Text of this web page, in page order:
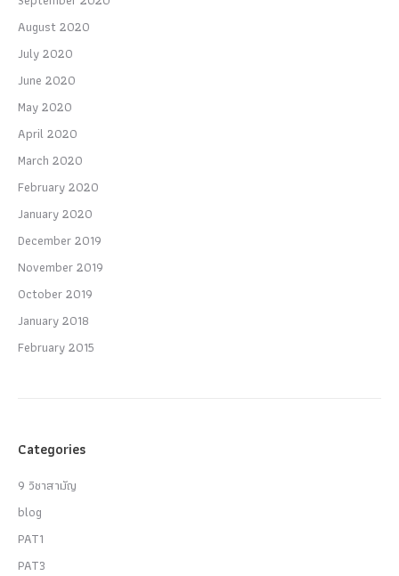
August 2020
July 2020
June 2020
May 2020
April 2020
March 2020
February 2020
January 2020
December 2019
November 2019
October 2019
January 2018
February 2015
Categories
9 วิชาสามัญ
blog
PAT1
PAT3